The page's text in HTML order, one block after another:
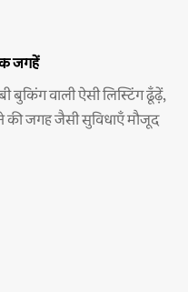
जगहें
बुकिंग वाली ऐसी लिस्टिंग ढूँढ़ें,
की जगह जैसी सुविधाएँ मौजूद